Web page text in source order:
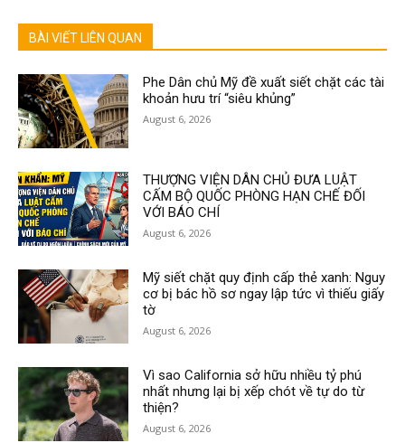
BÀI VIẾT LIÊN QUAN
Phe Dân chủ Mỹ đề xuất siết chặt các tài
khoản hưu trí “siêu khủng”
August 6, 2026
THƯỢNG VIỆN DÂN CHỦ ĐƯA LUẬT
CẤM BỘ QUỐC PHÒNG HẠN CHẾ ĐỐI
VỚI BÁO CHÍ
August 6, 2026
Mỹ siết chặt quy định cấp thẻ xanh: Nguy
cơ bị bác hồ sơ ngay lập tức vì thiếu giấy
tờ
August 6, 2026
Vì sao California sở hữu nhiều tỷ phú
nhất nhưng lại bị xếp chót về tự do từ
thiện?
August 6, 2026